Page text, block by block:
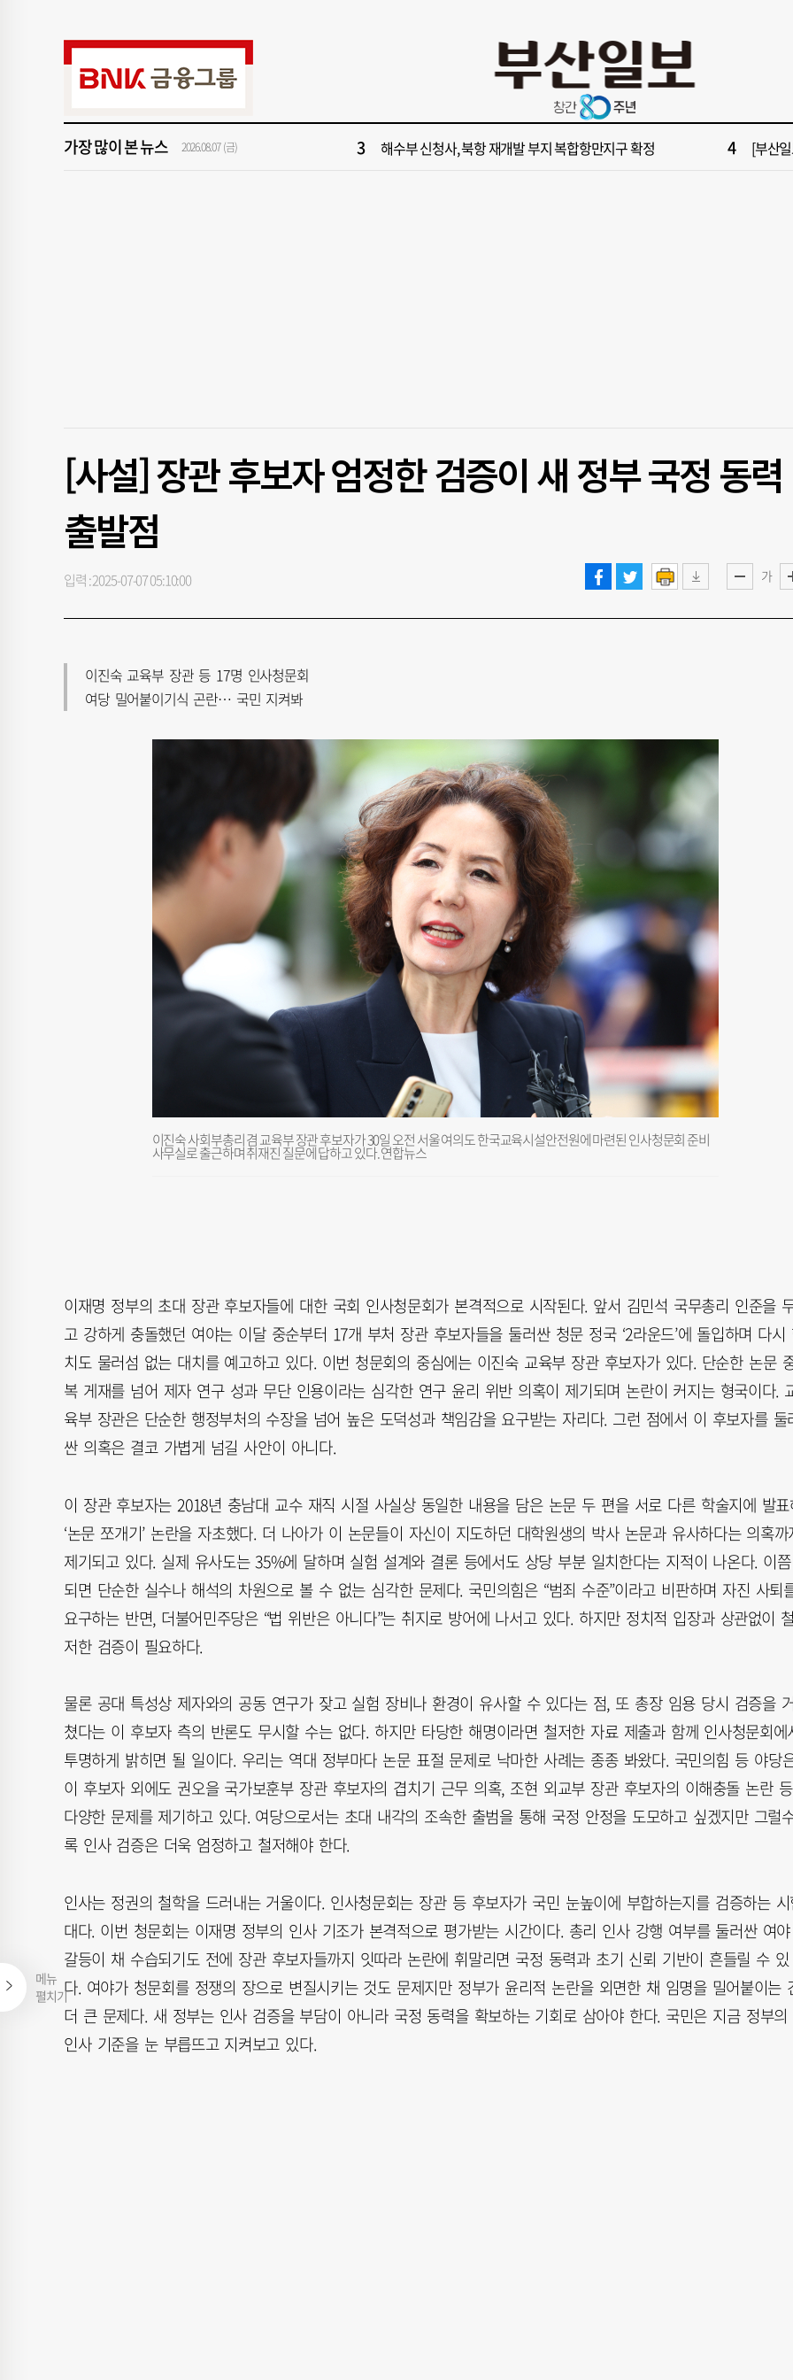
메뉴
펼치기
가장 많이 본 뉴스 2026.08.07 (금)
[속보] 제13호 태풍 돌핀 경로, 내주 중국 상륙…'불가마 더위' 언제까지 "아들
해수부 신청사, 북항 재개발 부지 복합항만지구 확정 [부산
5 '구포시장 가이드' 자처한 한동훈…'구포데이'로 북구 알리기 총력 6 [부산
[사설] 장관 후보자 엄정한 검증이 새 정부 국정 동력
출발점
가
입력 : 2025-07-07 05:10:00
이진숙 교육부 장관 등 17명 인사청문회
여당 밀어붙이기식 곤란… 국민 지켜봐
이진숙 사회부총리 겸 교육부 장관 후보자가 30일 오전 서울 여의도 한국교육시설안전원에 마련된 인사청문회 준비
사무실로 출근하며 취재진 질문에 답하고 있다. 연합뉴스
이재명 정부의 초대 장관 후보자들에 대한 국회 인사청문회가 본격적으로 시작된다. 앞서 김민석 국무총리 인준을
고 강하게 충돌했던 여야는 이달 중순부터 17개 부처 장관 후보자들을 둘러싼 청문 정국 ‘2라운드’에 돌입하며 다시
치도 물러섬 없는 대치를 예고하고 있다. 이번 청문회의 중심에는 이진숙 교육부 장관 후보자가 있다. 단순한 논문
복 게재를 넘어 제자 연구 성과 무단 인용이라는 심각한 연구 윤리 위반 의혹이 제기되며 논란이 커지는 형국이다.
육부 장관은 단순한 행정부처의 수장을 넘어 높은 도덕성과 책임감을 요구받는 자리다. 그런 점에서 이 후보자를 둘
싼 의혹은 결코 가볍게 넘길 사안이 아니다.
이 장관 후보자는 2018년 충남대 교수 재직 시절 사실상 동일한 내용을 담은 논문 두 편을 서로 다른 학술지에 발표
‘논문 쪼개기’ 논란을 자초했다. 더 나아가 이 논문들이 자신이 지도하던 대학원생의 박사 논문과 유사하다는 의혹까
제기되고 있다. 실제 유사도는 35%에 달하며 실험 설계와 결론 등에서도 상당 부분 일치한다는 지적이 나온다. 이쯤
되면 단순한 실수나 해석의 차원으로 볼 수 없는 심각한 문제다. 국민의힘은 “범죄 수준”이라고 비판하며 자진 사퇴
요구하는 반면, 더불어민주당은 “법 위반은 아니다”는 취지로 방어에 나서고 있다. 하지만 정치적 입장과 상관없이 철
저한 검증이 필요하다.
물론 공대 특성상 제자와의 공동 연구가 잦고 실험 장비나 환경이 유사할 수 있다는 점, 또 총장 임용 당시 검증을 거
쳤다는 이 후보자 측의 반론도 무시할 수는 없다. 하지만 타당한 해명이라면 철저한 자료 제출과 함께 인사청문회에
투명하게 밝히면 될 일이다. 우리는 역대 정부마다 논문 표절 문제로 낙마한 사례는 종종 봐왔다. 국민의힘 등 야당
이 후보자 외에도 권오을 국가보훈부 장관 후보자의 겹치기 근무 의혹, 조현 외교부 장관 후보자의 이해충돌 논란 등
다양한 문제를 제기하고 있다. 여당으로서는 초대 내각의 조속한 출범을 통해 국정 안정을 도모하고 싶겠지만 그럴
록 인사 검증은 더욱 엄정하고 철저해야 한다.
인사는 정권의 철학을 드러내는 거울이다. 인사청문회는 장관 등 후보자가 국민 눈높이에 부합하는지를 검증하는 시
대다. 이번 청문회는 이재명 정부의 인사 기조가 본격적으로 평가받는 시간이다. 총리 인사 강행 여부를 둘러싼 여야
갈등이 채 수습되기도 전에 장관 후보자들까지 잇따라 논란에 휘말리면 국정 동력과 초기 신뢰 기반이 흔들릴 수 있
다. 여야가 청문회를 정쟁의 장으로 변질시키는 것도 문제지만 정부가 윤리적 논란을 외면한 채 임명을 밀어붙이는
더 큰 문제다. 새 정부는 인사 검증을 부담이 아니라 국정 동력을 확보하는 기회로 삼아야 한다. 국민은 지금 정부의
인사 기준을 눈 부릅뜨고 지켜보고 있다.